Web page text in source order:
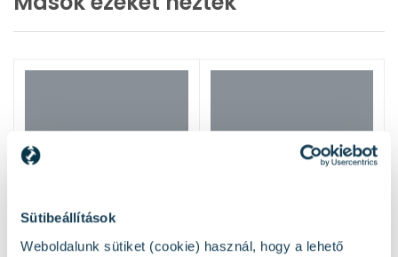
Sütibeállítások
Weboldalunk sütiket (cookie) használ, hogy a lehető